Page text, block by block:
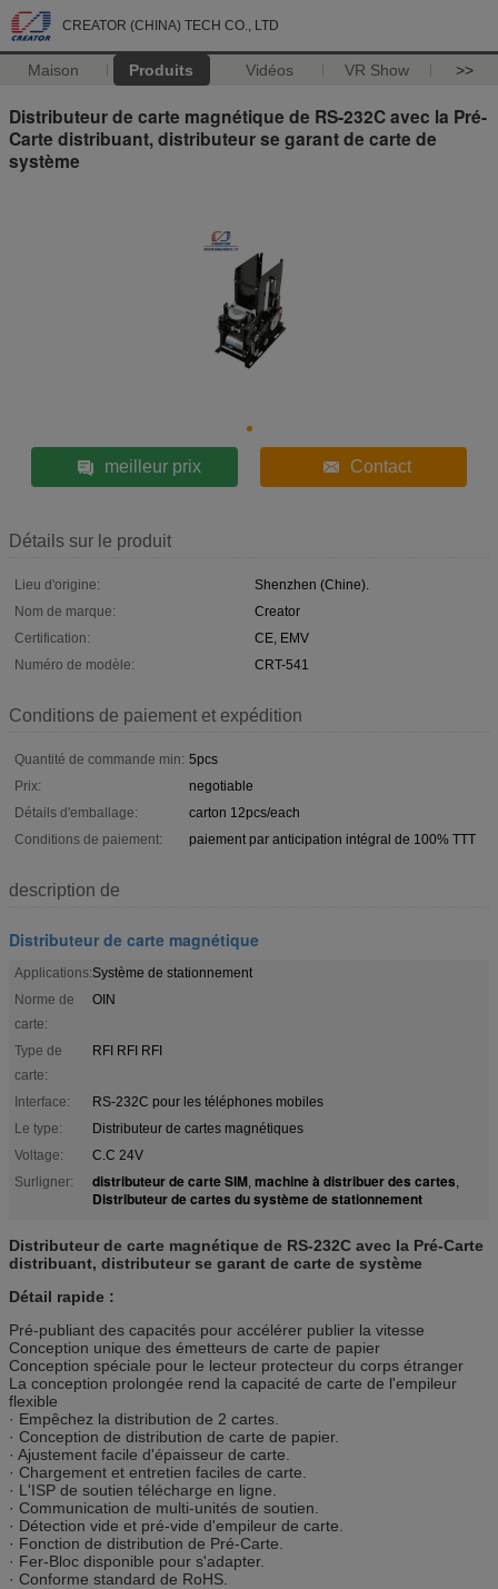
CREATOR (CHINA) TECH CO., LTD
Maison Produits Vidéos VR Show >>
Distributeur de carte magnétique de RS-232C avec la Pré-
Carte distribuant, distributeur se garant de carte de
système
meilleur prix Contact
Détails sur le produit
Lieu d'origine:
Shenzhen (Chine).
Nom de marque:
Creator
Certification:
CE, EMV
Numéro de modèle:
CRT-541
Conditions de paiement et expédition
Quantité de commande min: 5pcs
Prix:
negotiable
Détails d'emballage:
carton 12pcs/each
Conditions de paiement:
paiement par anticipation intégral de 100% TTT
description de
Distributeur de carte magnétique
Applications:Système de stationnement
Norme de
carte:
OIN
Type de
carte:
RFI RFI RFI
Interface:
RS-232C pour les téléphones mobiles
Le type:
Distributeur de cartes magnétiques
Voltage:
C.C 24V
Surligner:
distributeur de carte SIM, machine à distribuer des cartes,
Distributeur de cartes du système de stationnement
Distributeur de carte magnétique de RS-232C avec la Pré-Carte
distribuant, distributeur se garant de carte de système
Détail rapide :
Pré-publiant des capacités pour accélérer publier la vitesse
Conception unique des émetteurs de carte de papier
Conception spéciale pour le lecteur protecteur du corps étranger
La conception prolongée rend la capacité de carte de l'empileur
flexible
· Empêchez la distribution de 2 cartes.
· Conception de distribution de carte de papier.
· Ajustement facile d'épaisseur de carte.
· Chargement et entretien faciles de carte.
· L'ISP de soutien télécharge en ligne.
· Communication de multi-unités de soutien.
· Détection vide et pré-vide d'empileur de carte.
· Fonction de distribution de Pré-Carte.
· Fer-Bloc disponible pour s'adapter.
· Conforme standard de RoHS.